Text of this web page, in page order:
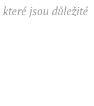
jsou důležité